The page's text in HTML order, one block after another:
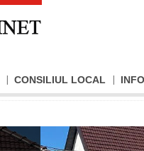
CONSILIUL LOCAL